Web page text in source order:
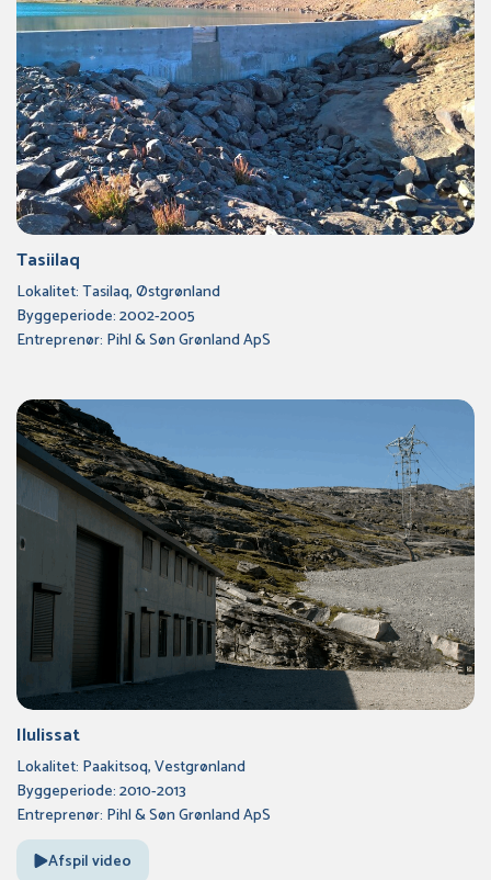
Tasiilaq
Lokalitet: Tasilaq, Østgrønland
Byggeperiode: 2002-2005
Entreprenør: Pihl & Søn Grønland ApS
Ilulissat
Lokalitet: Paakitsoq, Vestgrønland
Byggeperiode: 2010-2013
Entreprenør: Pihl & Søn Grønland ApS
Afspil video